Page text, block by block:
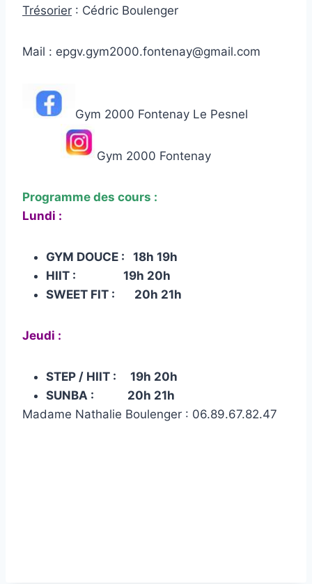
Trésorier : Cédric Boulenger
Mail : epgv.gym2000.fontenay@gmail.com
Gym 2000 Fontenay Le Pesnel
Gym 2000 Fontenay
Programme des cours :
Lundi :
GYM DOUCE : 18h 19h
HIIT : 19h 20h
SWEET FIT : 20h 21h
Jeudi :
STEP / HIIT : 19h 20h
SUNBA : 20h 21h
Madame Nathalie Boulenger : 06.89.67.82.47